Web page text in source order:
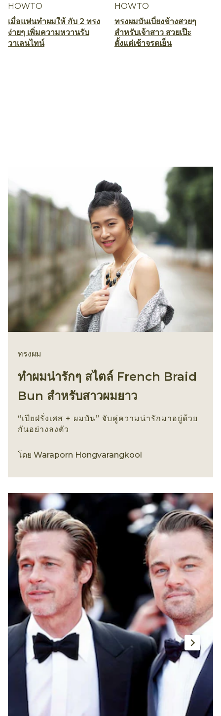
HOWTO
เมื่อแฟนทำผมให้ กับ 2 ทรง
ง่ายๆ เพิ่มความหวานรับ
วาเลนไทน์
HOWTO
ทรงผมบันเบี่ยงข้างสวยๆ
สำหรับเจ้าสาว สวยเป๊ะ
ตั้งแต่เช้าจรดเย็น
ทรงผม
ทำผมน่ารักๆ สไตล์ French Braid
Bun สำหรับสาวผมยาว
“เปียฝรั่งเศส + ผมบัน” จับคู่ความน่ารักมาอยู่ด้วย
กันอย่างลงตัว
โดย Waraporn Hongvarangkool